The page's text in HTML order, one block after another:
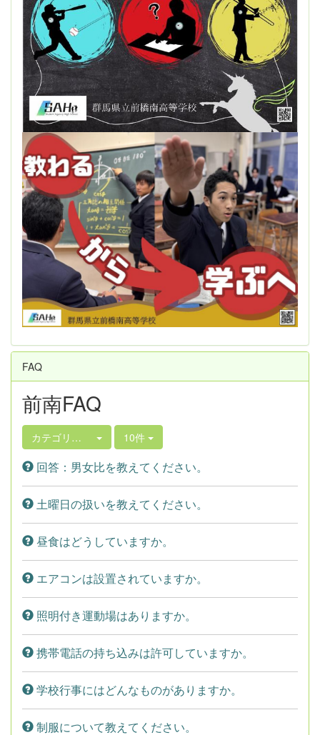
FAQ
前南FAQ
カテゴリ選択 10件
回答：男女比を教えてください。
土曜日の扱いを教えてください。
昼食はどうしていますか。
エアコンは設置されていますか。
照明付き運動場はありますか。
携帯電話の持ち込みは許可していますか。
学校行事にはどんなものがありますか。
制服について教えてください。